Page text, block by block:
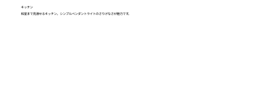
キッチン
和室まで見渡せるキッチン。シンプルペンダントライトのさりげなさが魅力です。